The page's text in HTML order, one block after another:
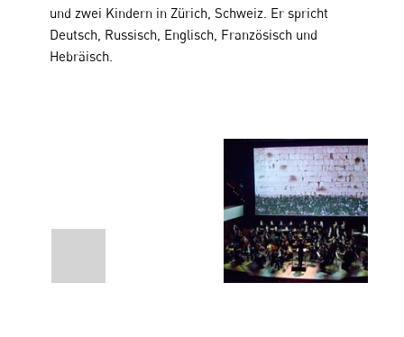
und zwei Kindern in Zürich, Schweiz. Er spricht
Deutsch, Russisch, Englisch, Französisch und
Hebräisch.